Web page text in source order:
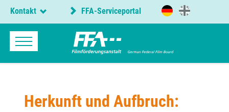
Kontakt FFA-Serviceportal
Herkunft und Aufbruch: